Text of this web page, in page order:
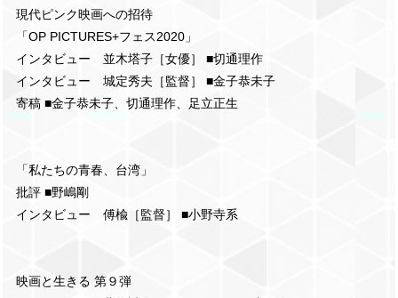
現代ピンク映画への招待
「OP PICTURES+フェス2020」
インタビュー 並木塔子［女優］ ■切通理作
インタビュー 城定秀夫［監督］ ■金子恭未子
寄稿 ■金子恭未子、切通理作、足立正生
「私たちの青春、台湾」
批評 ■野嶋剛
インタビュー 傅楡［監督］ ■小野寺系
映画と生きる 第９弾